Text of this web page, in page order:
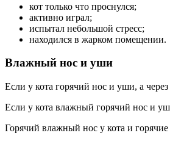
кот только что проснулся;
активно играл;
испытал небольшой стресс;
находился в жарком помещении.
Влажный нос и уши
Если у кота горячий нос и уши, а
Если у кота влажный горячий нос и
Горячий влажный нос у кота и